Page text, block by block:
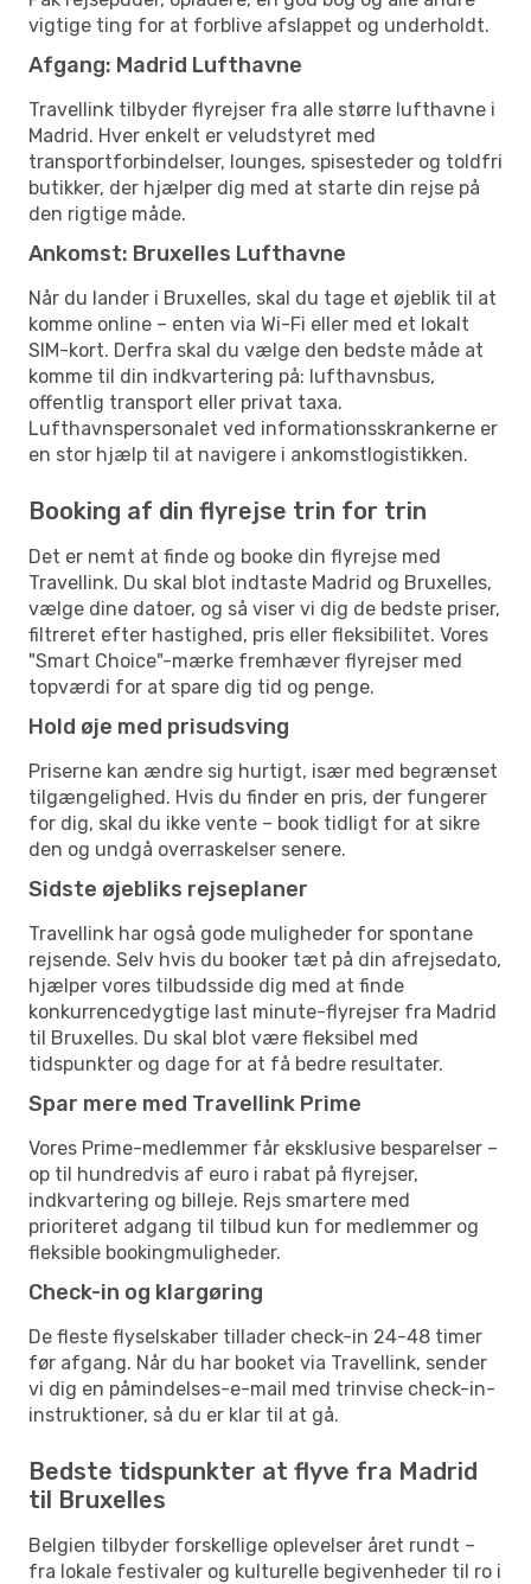
vigtige ting for at forblive afslappet og underholdt.
Afgang: Madrid Lufthavne
Travellink tilbyder flyrejser fra alle større lufthavne i
Madrid. Hver enkelt er veludstyret med
transportforbindelser, lounges, spisesteder og toldfri
butikker, der hjælper dig med at starte din rejse på
den rigtige måde.
Ankomst: Bruxelles Lufthavne
Når du lander i Bruxelles, skal du tage et øjeblik til at
komme online – enten via Wi-Fi eller med et lokalt
SIM-kort. Derfra skal du vælge den bedste måde at
komme til din indkvartering på: lufthavnsbus,
offentlig transport eller privat taxa.
Lufthavnspersonalet ved informationsskrankerne er
en stor hjælp til at navigere i ankomstlogistikken.
Booking af din flyrejse trin for trin
Det er nemt at finde og booke din flyrejse med
Travellink. Du skal blot indtaste Madrid og Bruxelles,
vælge dine datoer, og så viser vi dig de bedste priser,
filtreret efter hastighed, pris eller fleksibilitet. Vores
"Smart Choice"-mærke fremhæver flyrejser med
topværdi for at spare dig tid og penge.
Hold øje med prisudsving
Priserne kan ændre sig hurtigt, især med begrænset
tilgængelighed. Hvis du finder en pris, der fungerer
for dig, skal du ikke vente – book tidligt for at sikre
den og undgå overraskelser senere.
Sidste øjebliks rejseplaner
Travellink har også gode muligheder for spontane
rejsende. Selv hvis du booker tæt på din afrejsedato,
hjælper vores tilbudsside dig med at finde
konkurrencedygtige last minute-flyrejser fra Madrid
til Bruxelles. Du skal blot være fleksibel med
tidspunkter og dage for at få bedre resultater.
Spar mere med Travellink Prime
Vores Prime-medlemmer får eksklusive besparelser –
op til hundredvis af euro i rabat på flyrejser,
indkvartering og billeje. Rejs smartere med
prioriteret adgang til tilbud kun for medlemmer og
fleksible bookingmuligheder.
Check-in og klargøring
De fleste flyselskaber tillader check-in 24-48 timer
før afgang. Når du har booket via Travellink, sender
vi dig en påmindelses-e-mail med trinvise check-in-
instruktioner, så du er klar til at gå.
Bedste tidspunkter at flyve fra Madrid
til Bruxelles
Belgien tilbyder forskellige oplevelser året rundt –
fra lokale festivaler og kulturelle begivenheder til ro i